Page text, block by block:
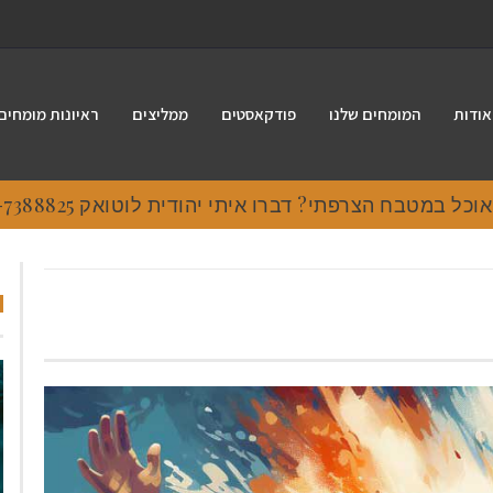
אודות המומחים שלנו פודקאסטים ממליצים ראיונות
במטבח הצרפתי? דברו איתי יהודית לוטואק 054-7388825.